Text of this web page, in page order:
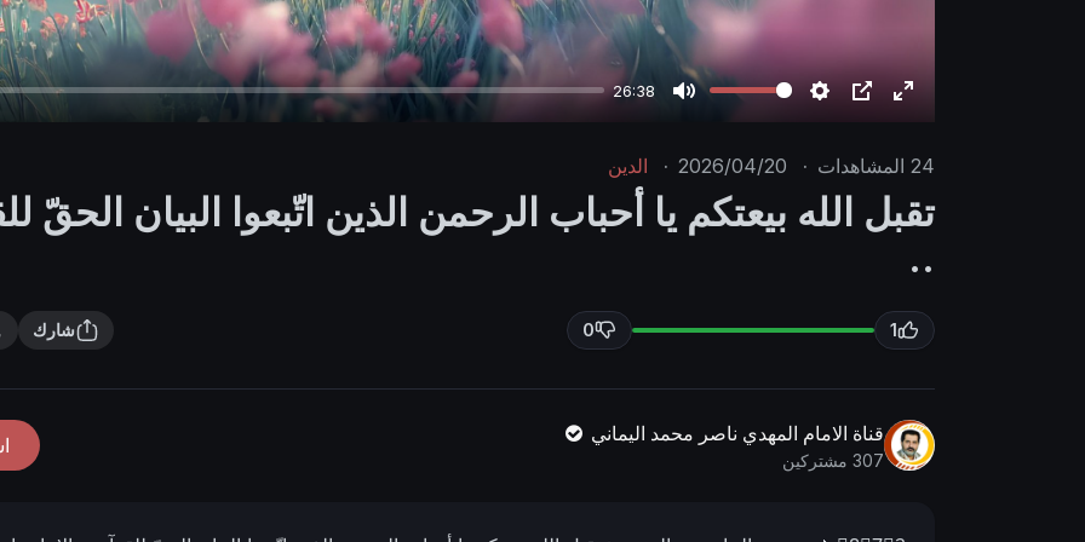
26:38
e
S
t
P
E
e
u
l
c
r
24 المشاهدات ·
2026/04/20
· الدين
تقبل الله بيعتكم يا أحباب الرحمن الذين اتّبعوا البيان الحقّ
..
1
0 شارك
قناة الامام المهدي ناصر محمد اليماني
307 مشتركين